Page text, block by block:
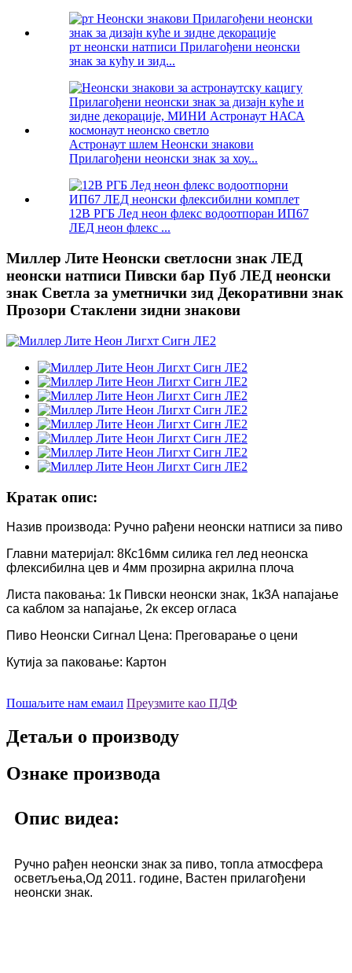
рт неонски натписи Прилагођени неонски
знак за кућу и зид...
Астронаут шлем Неонски знакови
Прилагођени неонски знак за хоу...
12В РГБ Лед неон флекс водоотпоран ИП67
ЛЕД неон флекс ...
Миллер Лите Неонски светлосни знак ЛЕД
неонски натписи Пивски бар Пуб ЛЕД неонски
знак Светла за уметнички зид Декоративни знак
Прозори Стаклени зидни знакови
Кратак опис:
Назив производа: Ручно рађени неонски натписи за пиво
Главни материјал: 8Кс16мм силика гел лед неонска
флексибилна цев и 4мм прозирна акрилна плоча
Листа паковања: 1к Пивски неонски знак, 1к3А напајање
са каблом за напајање, 2к ексер огласа
Пиво Неонски Сигнал Цена: Преговарање о цени
Кутија за паковање: Картон
Пошаљите нам емаил Преузмите као ПДФ
Детаљи о производу
Ознаке производа
Опис видеа:
Ручно рађен неонски знак за пиво, топла атмосфера
осветљења,Од 2011. године, Вастен прилагођени
неонски знак.